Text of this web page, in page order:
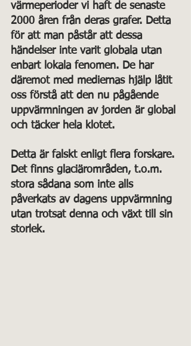
värmeperioder vi haft de senaste
2000 åren från deras grafer. Detta
för att man påstår att dessa
händelser inte varit globala utan
enbart lokala fenomen. De har
däremot med mediernas hjälp låtit
oss förstå att den nu pågående
uppvärmningen av jorden är global
och täcker hela klotet.
Detta är falskt enligt flera forskare.
Det finns glaciärområden, t.o.m.
stora sådana som inte alls
påverkats av dagens uppvärmning
utan trotsat denna och växt till sin
storlek.